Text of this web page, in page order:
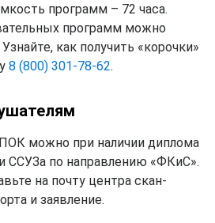
программ – 72 часа.
программ можно
как получить «корочки»
8 (800) 301-78-62.
можно при наличии диплома
ССУЗа по направлению «ФКиС».
на почту центра скан-
и заявление.